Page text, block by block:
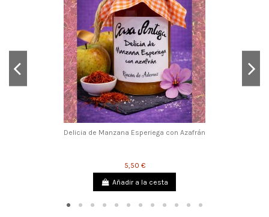
Delicia de Manzana Esperiega con Azafrán
5,50 €
Añadir a la cesta